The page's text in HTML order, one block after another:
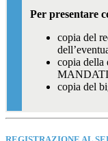
Per presentare
copia del
copia della
copia del